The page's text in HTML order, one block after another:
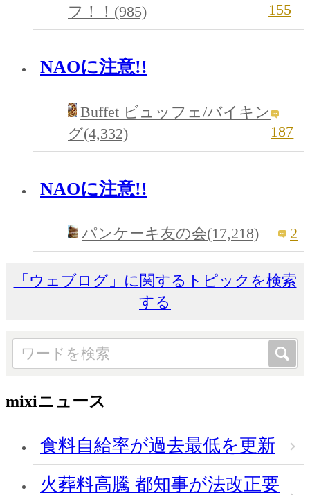
フ！！(985)
155
NAOに注意!!
Buffet ビュッフェ/バイキン
グ(4,332)
187
NAOに注意!!
パンケーキ友の会(17,218) 2
「ウェブログ」に関するトピックを検索
する
mixiニュース
食料自給率が過去最低を更新
火葬料高騰 都知事が法改正要